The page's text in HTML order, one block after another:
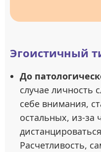
Эгоистичный
До
случае личность
себе внимания,
остальных, из-за
Расчетливость,